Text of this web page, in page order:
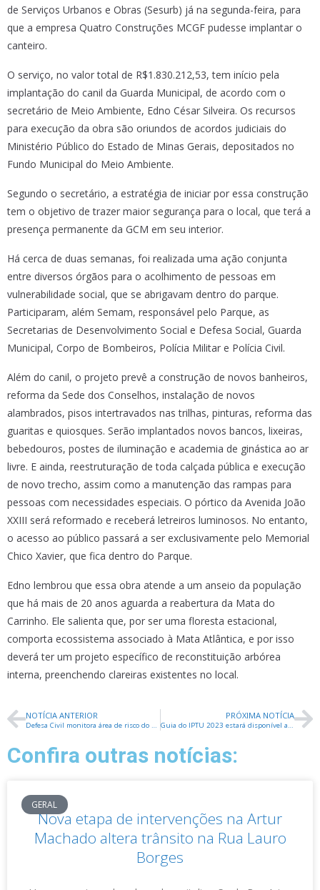
de Serviços Urbanos e Obras (Sesurb) já na segunda-feira, para
que a empresa Quatro Construções MCGF pudesse implantar o
canteiro.
O serviço, no valor total de R$1.830.212,53, tem início pela
implantação do canil da Guarda Municipal, de acordo com o
secretário de Meio Ambiente, Edno César Silveira. Os recursos
para execução da obra são oriundos de acordos judiciais do
Ministério Público do Estado de Minas Gerais, depositados no
Fundo Municipal do Meio Ambiente.
Segundo o secretário, a estratégia de iniciar por essa construção
tem o objetivo de trazer maior segurança para o local, que terá a
presença permanente da GCM em seu interior.
Há cerca de duas semanas, foi realizada uma ação conjunta
entre diversos órgãos para o acolhimento de pessoas em
vulnerabilidade social, que se abrigavam dentro do parque.
Participaram, além Semam, responsável pelo Parque, as
Secretarias de Desenvolvimento Social e Defesa Social, Guarda
Municipal, Corpo de Bombeiros, Polícia Militar e Polícia Civil.
Além do canil, o projeto prevê a construção de novos banheiros,
reforma da Sede dos Conselhos, instalação de novos
alambrados, pisos intertravados nas trilhas, pinturas, reforma das
guaritas e quiosques. Serão implantados novos bancos, lixeiras,
bebedouros, postes de iluminação e academia de ginástica ao ar
livre. E ainda, reestruturação de toda calçada pública e execução
de novo trecho, assim como a manutenção das rampas para
pessoas com necessidades especiais. O pórtico da Avenida João
XXIII será reformado e receberá letreiros luminosos. No entanto,
o acesso ao público passará a ser exclusivamente pelo Memorial
Chico Xavier, que fica dentro do Parque.
Edno lembrou que essa obra atende a um anseio da população
que há mais de 20 anos aguarda a reabertura da Mata do
Carrinho. Ele salienta que, por ser uma floresta estacional,
comporta ecossistema associado à Mata Atlântica, e por isso
deverá ter um projeto específico de reconstituição arbórea
interna, preenchendo clareiras existentes no local.
NOTÍCIA ANTERIOR
Defesa Civil monitora área de risco do Alfredo Freire 4
PRÓXIMA NOTÍCIA
Guia do IPTU 2023 estará disponível a partir de segunda-feira
Confira outras notícias:
GERAL
Nova etapa de intervenções na Artur
Machado altera trânsito na Rua Lauro
Borges